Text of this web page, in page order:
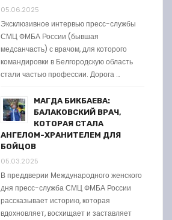
05.06.2025
Эксклюзивное интервью пресс-службы
СМЦ ФМБА России (бывшая
медсанчасть) с врачом, для которого
командировки в Белгородскую область
стали частью профессии. Дорога …
МАГДА БИКБАЕВА:
БАЛАКОВСКИЙ ВРАЧ,
КОТОРАЯ СТАЛА
АНГЕЛОМ-ХРАНИТЕЛЕМ ДЛЯ
БОЙЦОВ
05.03.2025
В преддверии Международного женского
дня пресс-служба СМЦ ФМБА России
рассказывает историю, которая
вдохновляет, восхищает и заставляет